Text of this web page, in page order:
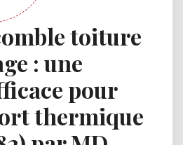
toiture
: une
pour
thermique